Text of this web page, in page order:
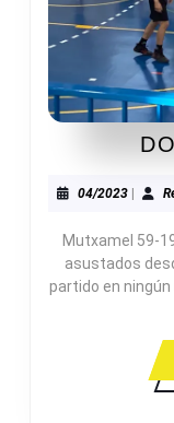
04/202304/
|
Mutxamel 59-
asustados
partido en